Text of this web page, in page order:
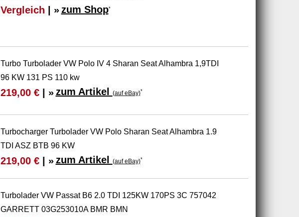
Vergleich | » zum Shop*
Turbo Turbolader VW Polo IV 4 Sharan Seat Alhambra 1,9TDI
96 KW 131 PS 110 kw
219,00 €| » zum Artikel (auf eBay)*
Turbocharger Turbolader VW Polo Sharan Seat Alhambra 1.9
TDI ASZ BTB 96 KW
219,00 €| » zum Artikel (auf eBay)*
Turbolader VW Passat B6 2.0 TDI 125KW 170PS 3C 757042
GARRETT 03G253010A BMR BMN